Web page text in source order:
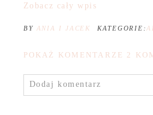
Zobacz cały wpis
BY ANIA I JACEK KATEGORIE:
POKAŻ KOMENTARZE 2
Dodaj komentarz